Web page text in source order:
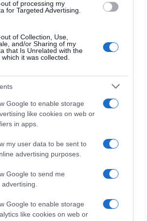
of processing my
for Targeted Advertising.
of Collection, Use,
and/or Sharing of my
that Is Unrelated with the
it was collected.
Google to enable storage
like cookies on web or
in apps.
my user data to be sent to
advertising purposes.
Google to send me
Google to enable storage
like cookies on web or
decât celor care știu să prețuiască așa
—